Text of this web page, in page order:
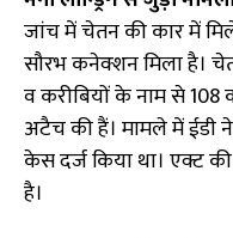
जांच में चेतन की कार में
सौरभ कनेक्शन मिला है।
व करीबियों के नाम से 108
अटैच की हैं। मामले में ईडी
केस दर्ज किया था। एक्ट की
है।